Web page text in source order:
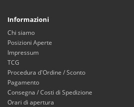
Informazioni
Chi siamo
Posizioni Aperte
Impressum
TCG
Procedura d'Ordine / Sconto
Pagamento
Consegna / Costi di Spedizione
Orari di apertura